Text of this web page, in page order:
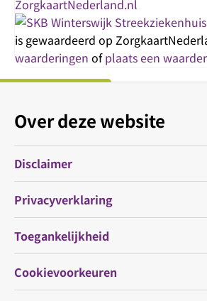
is gewaardeerd op
waarderingen ofplaats een
Over deze website
Disclaimer
Privacyverklaring
Toegankelijkheid
Cookievoorkeuren